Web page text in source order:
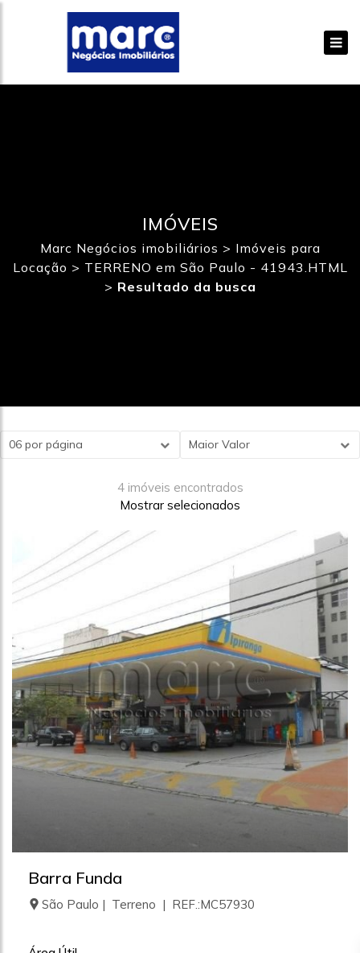
IMÓVEIS
Marc Negócios imobiliários > Imóveis para
Locação > TERRENO em São Paulo - 41943.HTML
> Resultado da busca
Maior Valor
06 por página
4 imóveis encontrados
Mostrar selecionados
Barra Funda
São Paulo | Terreno | REF.:MC57930